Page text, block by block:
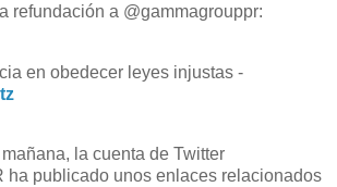
refundación a @gammagrouppr:
en obedecer leyes injustas -
la cuenta de Twitter
ha publicado unos enlaces relacionados